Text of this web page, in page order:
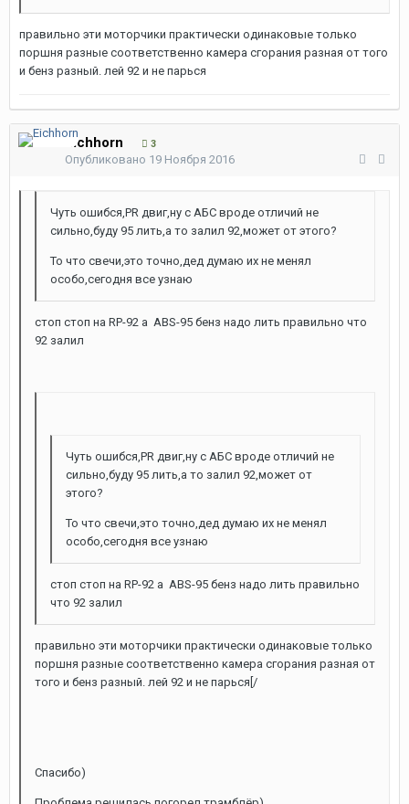
правильно эти моторчики практически одинаковые только
поршня разные соответственно камера сгорания разная от того
и бенз разный. лей 92 и не парься
Eichhorn 3
Опубликовано 19 Ноября 2016
Чуть ошибся,PR двиг,ну с АБС вроде отличий не
сильно,буду 95 лить,а то залил 92,может от этого?
То что свечи,это точно,дед думаю их не менял
особо,сегодня все узнаю
стоп стоп на RP-92 а ABS-95 бенз надо лить правильно что
92 залил
Чуть ошибся,PR двиг,ну с АБС вроде отличий не
сильно,буду 95 лить,а то залил 92,может от
этого?
То что свечи,это точно,дед думаю их не менял
особо,сегодня все узнаю
стоп стоп на RP-92 а ABS-95 бенз надо лить правильно
что 92 залил
правильно эти моторчики практически одинаковые только
поршня разные соответственно камера сгорания разная от
того и бенз разный. лей 92 и не парься[/
Спасибо)